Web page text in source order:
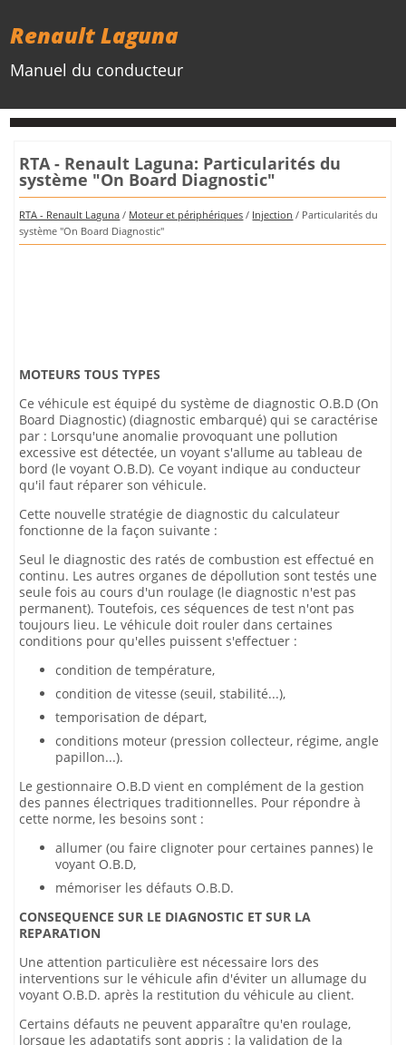
Renault Laguna
Manuel du conducteur
RTA - Renault Laguna: Particularités du
système "On Board Diagnostic"
RTA - Renault Laguna / Moteur et périphériques / Injection / Particularités du
système "On Board Diagnostic"
MOTEURS TOUS TYPES
Ce véhicule est équipé du système de diagnostic O.B.D (On
Board Diagnostic) (diagnostic embarqué) qui se caractérise
par : Lorsqu'une anomalie provoquant une pollution
excessive est détectée, un voyant s'allume au tableau de
bord (le voyant O.B.D). Ce voyant indique au conducteur
qu'il faut réparer son véhicule.
Cette nouvelle stratégie de diagnostic du calculateur
fonctionne de la façon suivante :
Seul le diagnostic des ratés de combustion est effectué en
continu. Les autres organes de dépollution sont testés une
seule fois au cours d'un roulage (le diagnostic n'est pas
permanent). Toutefois, ces séquences de test n'ont pas
toujours lieu. Le véhicule doit rouler dans certaines
conditions pour qu'elles puissent s'effectuer :
condition de température,
condition de vitesse (seuil, stabilité...),
temporisation de départ,
conditions moteur (pression collecteur, régime, angle
papillon...).
Le gestionnaire O.B.D vient en complément de la gestion
des pannes électriques traditionnelles. Pour répondre à
cette norme, les besoins sont :
allumer (ou faire clignoter pour certaines pannes) le
voyant O.B.D,
mémoriser les défauts O.B.D.
CONSEQUENCE SUR LE DIAGNOSTIC ET SUR LA
REPARATION
Une attention particulière est nécessaire lors des
interventions sur le véhicule afin d'éviter un allumage du
voyant O.B.D. après la restitution du véhicule au client.
Certains défauts ne peuvent apparaître qu'en roulage,
lorsque les adaptatifs sont appris : la validation de la